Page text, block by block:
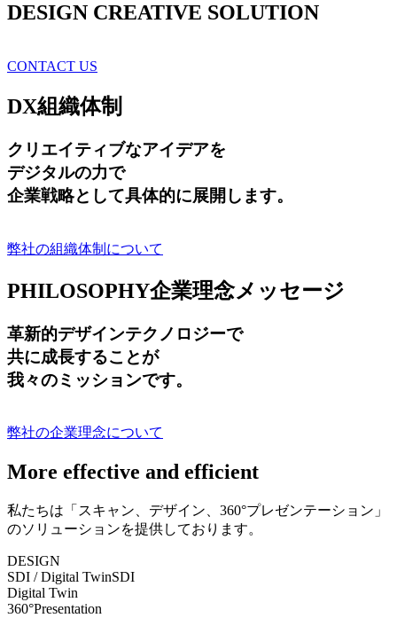
DESIGN CREATIVE SOLUTION
CONTACT US
DX組織体制
クリエイティブなアイデアを
デジタルの力で
企業戦略として具体的に展開します。
弊社の組織体制について
PHILOSOPHY企業理念メッセージ
革新的デザインテクノロジーで
共に成長することが
我々のミッションです。
弊社の企業理念について
More effective and efficient
私たちは「スキャン、デザイン、360°プレゼンテーション」
のソリューションを提供しております。
DESIGN
SDI / Digital TwinSDI
Digital Twin
360°Presentation